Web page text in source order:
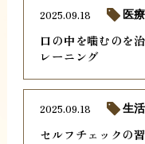
口の中を噛むのを
レーニング
2025.09.18 医療
セルフチェックの
2025.09.18 生活